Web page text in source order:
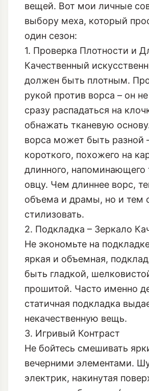
вещей. Вот мои личные
выбору меха, который
один сезон:
1. Проверка Плотности и
Качественный
должен быть плотным.
рукой против ворса – он
сразу распадаться на
обнажать тканевую
ворса может быть разной
короткого, похожего на
длинного, напоминающего
овцу. Чем длиннее ворс,
объема и драмы, но и тем
стилизовать.
2. Подкладка – Зеркало
Не экономьте на
яркая и объемная,
быть гладкой,
прошитой. Часто именно
статичная подкладка
некачественную вещь.
3. Игривый Контраст
Не бойтесь смешивать
вечерними элементами.
электрик, накинутая